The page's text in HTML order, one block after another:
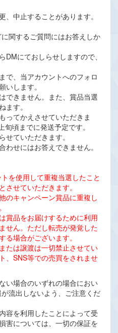
、中止することがあります。
関するご質問にはお答えしか
DMにておしらせしますので、
で、当アカウントへのフォロ
いします。
できません。また、賞品当選
す。
ってかえさせていただきま
頃までに発送予定です。
せていただきます。
わせにはお答えできません。
を使用して重複当選したこと
せていただきます。
のキャンペーン賞品に重複し
賞品をお届けするために利用
せん。ただし転売が発覚した
場合がございます。
たは譲渡は一切禁止させてい
、SNS等での売買をされませ
い場合のいずれの場合におい
流出しないよう、ご注意くだ
容を利用したことによって受
害については、一切の保証を